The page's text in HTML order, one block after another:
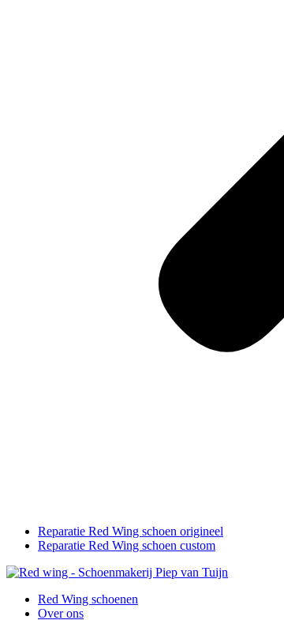
Reparatie Red Wing schoen origineel
Reparatie Red Wing schoen custom
Red Wing schoenen
Over ons